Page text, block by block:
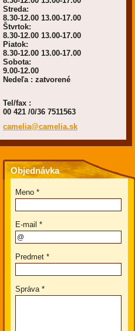
Streda:
8.30-12.00 13.00-17.00
Štvrtok:
8.30-12.00 13.00-17.00
Piatok:
8.30-12.00 13.00-17.00
Sobota:
9.00-12.00
Nedeľa : zatvorené
Tel/fax :
00 421 /0/36 7511563
camelia@camelia.sk
Objednávka
Meno *
E-mail *
Predmet *
Správa *